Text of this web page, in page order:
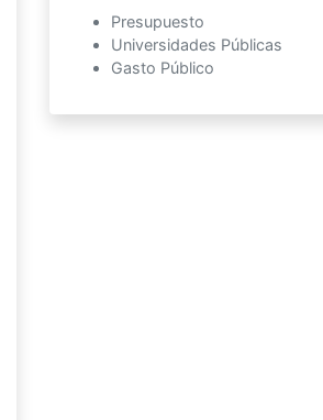
Presupuesto
Universidades Públicas
Gasto Público